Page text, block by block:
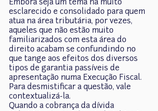
Embora seja um tema há muito
esclarecido e consolidado para quem
atua na área tributária, por vezes,
aqueles que não estão muito
familiarizados com esta área do
direito acabam se confundindo no
que tange aos efeitos dos diversos
tipos de garantia passíveis de
apresentação numa Execução Fiscal.
Para desmistificar a questão, vale
contextualizá-la.
Quando a cobrança da dívida